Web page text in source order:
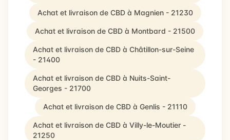
Achat et livraison de CBD à Magnien - 21230
Achat et livraison de CBD à Montbard - 21500
Achat et livraison de CBD à Châtillon-sur-Seine
- 21400
Achat et livraison de CBD à Nuits-Saint-
Georges - 21700
Achat et livraison de CBD à Genlis - 21110
Achat et livraison de CBD à Villy-le-Moutier -
21250